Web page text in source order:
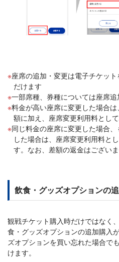
座席の追加・変更は電子チケッ
だけます
一部席種、券種については座席
料金が高い座席に変更した場合
額に加え、座席変更利用料とし
同じ料金の座席に変更した場合
した場合は、座席変更利用料と
す。なお、差額の返金はござい
飲食・グッズオプションの
観戦チケット購入時だけではなく
食・グッズオプションの追加購入
ズオプションを買い忘れた場合で
けます。